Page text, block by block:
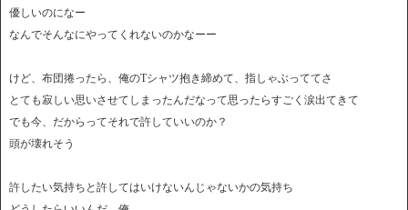
優しいのになー
なんでそんなにやってくれないのかなーー
けど、布団捲ったら、俺のTシャツ抱き締めて、指しゃぶっててさ
とても寂しい思いさせてしまったんだなって思ったらすごく涙出てきて
でも今、だからってそれで許していいのか？
頭が壊れそう
許したい気持ちと許してはいけないんじゃないかの気持ち